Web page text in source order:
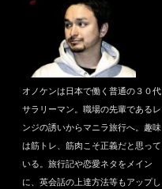
オノケンは日本で働く普通の３０代
サラリーマン。職場の先輩であるレ
ンジの誘いからマニラ旅行へ。趣味
は筋トレ、筋肉こそ正義だと思って
いる。旅行記や恋愛ネタをメイン
に、英会話の上達方法等もアップし